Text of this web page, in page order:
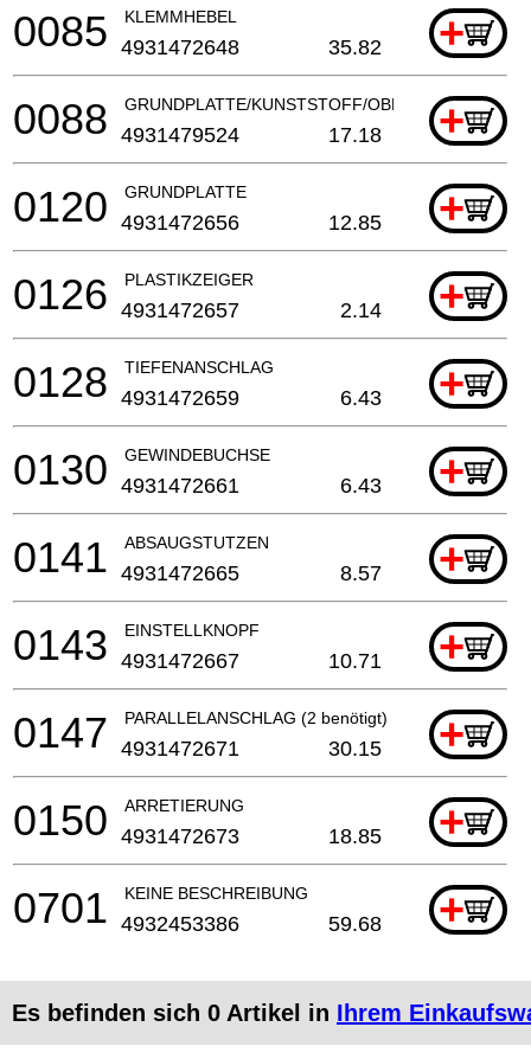
KLEMMHEBEL +
0085 4931472648 35.82
GRUNDPLATTE/KUNSTSTOFF/OBERFRAeSE
+
0088 4931479524 17.18
GRUNDPLATTE +
0120 4931472656 12.85
PLASTIKZEIGER +
0126 4931472657 2.14
TIEFENANSCHLAG +
0128 4931472659 6.43
GEWINDEBUCHSE +
0130 4931472661 6.43
ABSAUGSTUTZEN +
0141 4931472665 8.57
EINSTELLKNOPF +
0143 4931472667 10.71
PARALLELANSCHLAG (2 benötigt) +
0147 4931472671 30.15
ARRETIERUNG +
0150 4931472673 18.85
KEINE BESCHREIBUNG +
0701 4932453386 59.68
Es befinden sich 0 Artikel in Ihrem